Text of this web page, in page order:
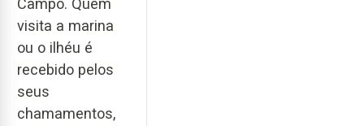
Campo. Quem
visita a marina
ou o ilhéu é
recebido pelos
seus
chamamentos,